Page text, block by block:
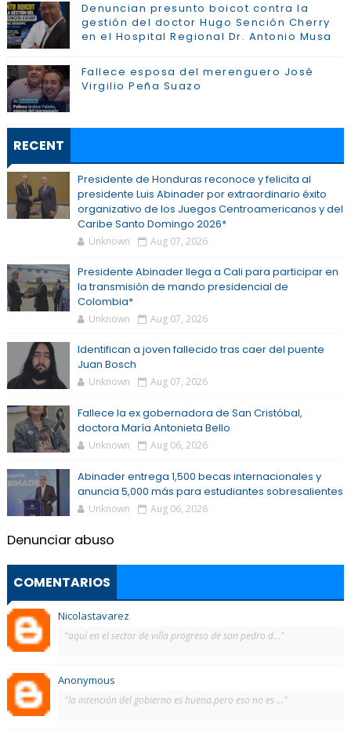
Denuncian presunto boicot contra la
gestión del doctor Hugo Sención Cherry
en el Hospital Regional Dr. Antonio Musa
Fallece esposa del merenguero José
Virgilio Peña Suazo
RECENT
Presidente de Honduras reconoce y felicita al
presidente Luis Abinader por extraordinario éxito
organizativo de los Juegos Centroamericanos y del
Caribe Santo Domingo 2026*
Unknown Aug 07, 2026
Presidente Abinader llega a Cali para participar en
la transmisión de mando presidencial de
Colombia*
Unknown Aug 07, 2026
Identifican a joven fallecido tras caer del puente
Juan Bosch
Unknown Aug 07, 2026
Fallece la ex gobernadora de San Cristóbal,
doctora María Antonieta Bello
Unknown Aug 06, 2026
Abinader entrega 1,500 becas internacionales y
anuncia 5,000 más para estudiantes sobresalientes
Unknown Aug 06, 2026
Denunciar abuso
COMENTARIOS
Nicolastavarez
"aquí en el sector de villa progreso de san pedro d..."
Anonymous
"la intención del gobierno es buena.pero eso no es ..."